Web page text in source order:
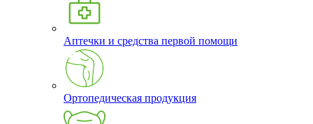
Аптечки и средства первой помощи
Ортопедическая продукция